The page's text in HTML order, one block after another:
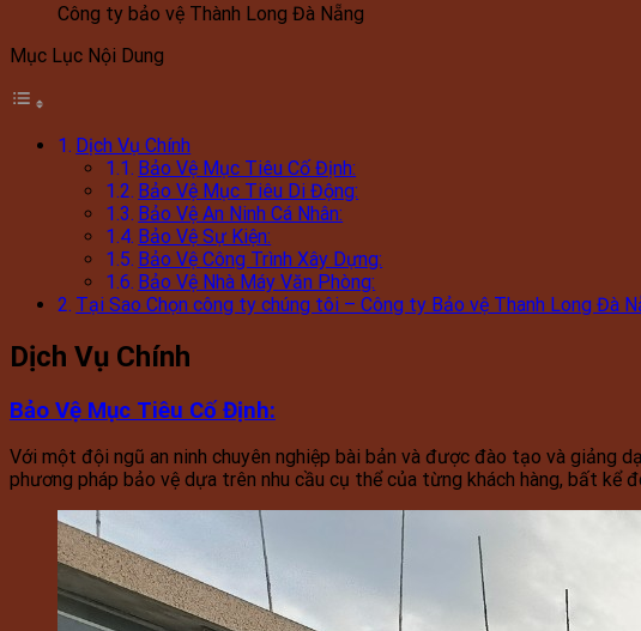
Công ty bảo vệ Thành Long Đà Nẵng
Mục Lục Nội Dung
Dịch Vụ Chính
Bảo Vệ Mục Tiêu Cố Định:
Bảo Vệ Mục Tiêu Di Động:
Bảo Vệ An Ninh Cá Nhân:
Bảo Vệ Sự Kiện:
Bảo Vệ Công Trình Xây Dựng:
Bảo Vệ Nhà Máy Văn Phòng:
Tại Sao Chọn công ty chúng tôi – Công ty Bảo vệ Thanh Long Đà
Dịch Vụ Chính
Bảo Vệ Mục Tiêu Cố Định:
Với một đội ngũ an ninh chuyên nghiệp bài bản và được đào tạo và giảng
phương pháp bảo vệ dựa trên nhu cầu cụ thể của từng khách hàng, bất kể